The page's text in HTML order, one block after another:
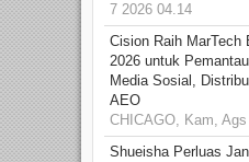
7 2026 04.14
Cision Raih MarTech
2026 untuk
Media Sosial,
AEO
CHICAGO, Kam,
Shueisha Perluas